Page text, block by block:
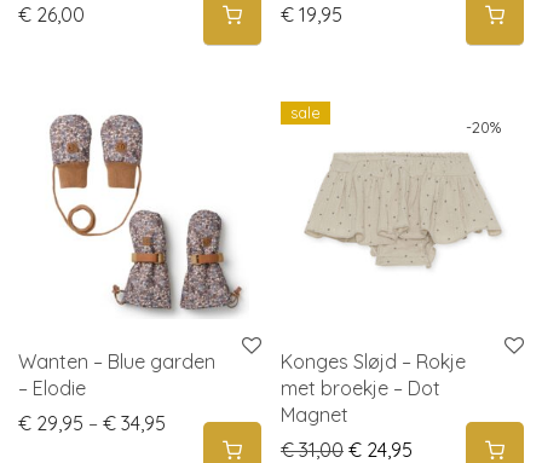
€ 26,00
€ 19,95
Wanten – Blue garden
– Elodie
€ 29,95 – € 34,95 Price range: € 29,95 through € 34,95
-20%
sale
Konges Sløjd – Rokje
met broekje – Dot
Magnet
€31,00 Original price was: €
€ 24,95 Current price